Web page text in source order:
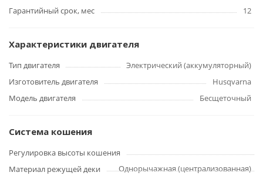
Гарантийный срок, мес 12
Характеристики двигателя
Тип двигателя
Электрический (аккумуляторный)
Изготовитель двигателя
Husqvarna
Модель двигателя
Бесщеточный
Система кошения
Регулировка высоты кошения
Однорычажная (централизованная)
Материал режущей деки